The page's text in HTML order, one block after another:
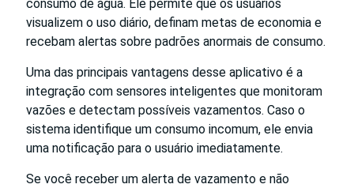
consumo de água. Ele permite que os usuários
visualizem o uso diário, definam metas de economia e
recebam alertas sobre padrões anormais de consumo.
Uma das principais vantagens desse aplicativo é a
integração com sensores inteligentes que monitoram
vazões e detectam possíveis vazamentos. Caso o
sistema identifique um consumo incomum, ele envia
uma notificação para o usuário imediatamente.
Se você receber um alerta de vazamento e não